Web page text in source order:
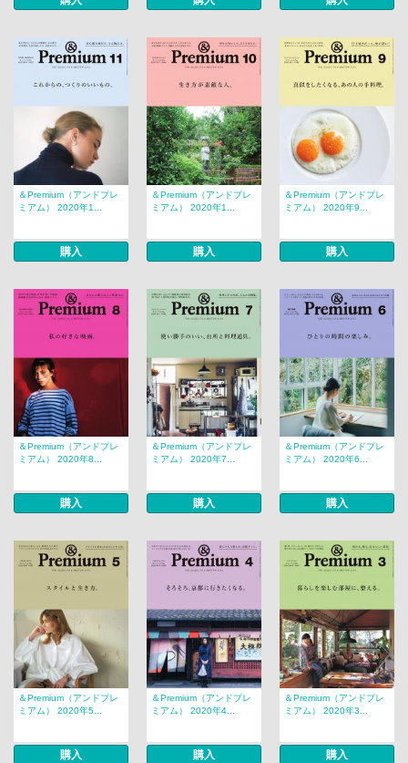
＆Premium（アンドプレ
ミアム） 2020年1...
購入
＆Premium（アンドプレ
ミアム） 2020年1...
購入
＆Premium（アンドプレ
ミアム） 2020年9...
購入
＆Premium（アンドプレ
ミアム） 2020年8...
購入
＆Premium（アンドプレ
ミアム） 2020年7...
購入
＆Premium（アンドプレ
ミアム） 2020年6...
購入
＆Premium（アンドプレ
ミアム） 2020年5...
購入
＆Premium（アンドプレ
ミアム） 2020年4...
購入
＆Premium（アンドプレ
ミアム） 2020年3...
購入